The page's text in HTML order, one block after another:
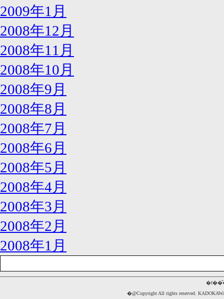
2009年1月
2008年12月
2008年11月
2008年10月
2008年9月
2008年8月
2008年7月
2008年6月
2008年5月
2008年4月
2008年3月
2008年2月
2008年1月
�@Copyright All rights reserved.